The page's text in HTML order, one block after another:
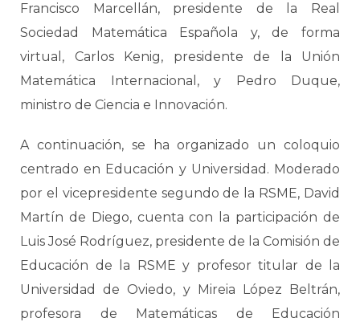
Francisco Marcellán, presidente de la Real
Sociedad Matemática Española y, de forma
virtual, Carlos Kenig, presidente de la Unión
Matemática Internacional, y Pedro Duque,
ministro de Ciencia e Innovación.
A continuación, se ha organizado un coloquio
centrado en Educación y Universidad. Moderado
por el vicepresidente segundo de la RSME, David
Martín de Diego, cuenta con la participación de
Luis José Rodríguez, presidente de la Comisión de
Educación de la RSME y profesor titular de la
Universidad de Oviedo, y Mireia López Beltrán,
profesora de Matemáticas de Educación